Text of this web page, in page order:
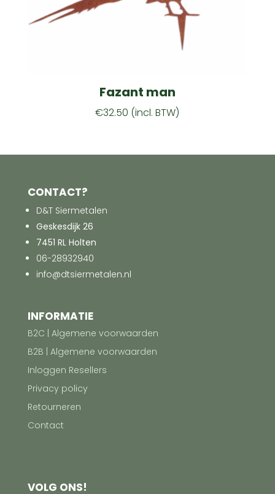
Fazant man
€32.50 (incl. BTW)
CONTACT?
D&T Siermetalen
Geskesdijk 26
7451 RL Holten
06-28932940
info@dtsiermetalen.nl
INFORMATIE
B2C | Algemene voorwaarden
B2B | Algemene voorwaarden
Inloggen Resellers
Privacy policy
Retourneren
Contact
VOLG ONS!